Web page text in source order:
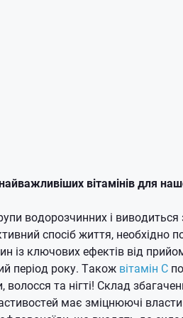
вітамінів для
водорозчинних і
спосіб життя, необхідно
із ключових ефектів від
період року. Також вітамін С
та нігті! Склад
має зміцнюючі